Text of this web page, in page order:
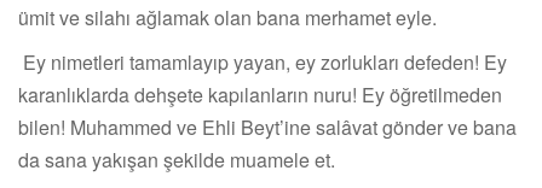
ümit ve silahı ağlamak olan bana merhamet eyle.
Ey nimetleri tamamlayıp yayan, ey zorlukları defeden! Ey
karanlıklarda dehşete kapılanların nuru! Ey öğretilmeden
bilen! Muhammed ve Ehli Beyt’ine salâvat gönder ve bana
da sana yakışan şekilde muamele et.